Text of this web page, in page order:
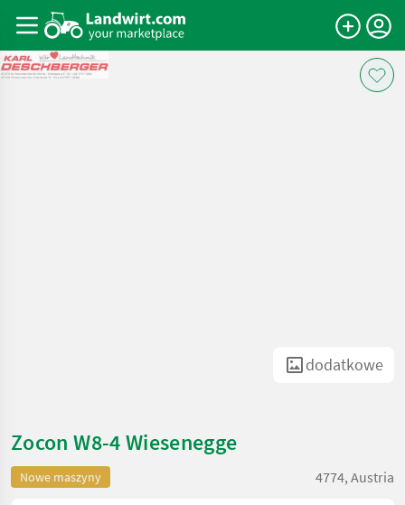
dodatkowe
Zocon W8-4 Wiesenegge
Nowe maszyny 4774, Austria